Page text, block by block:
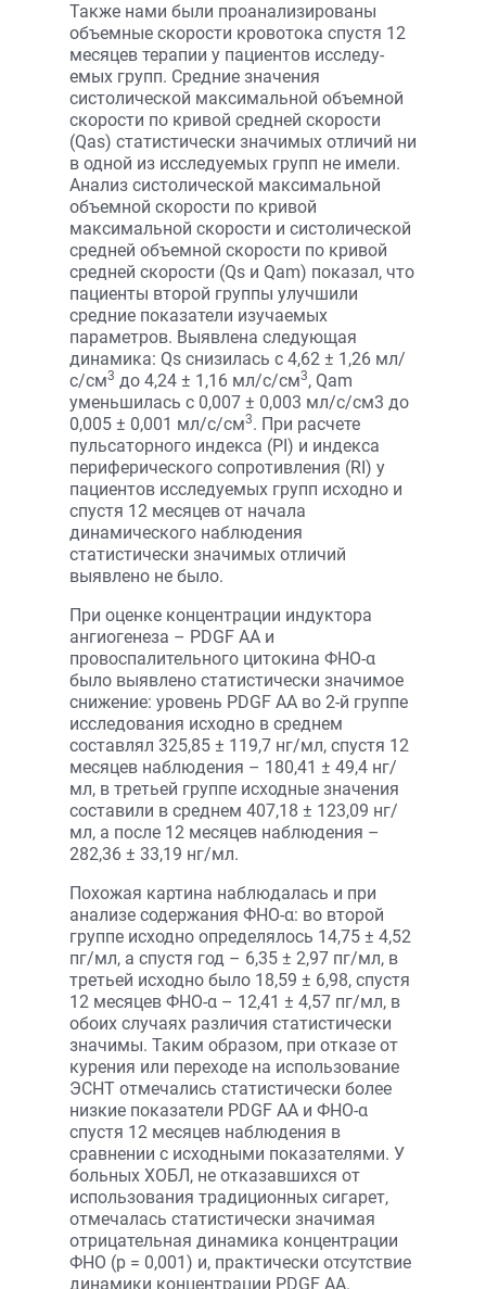
Также нами были проанализированы
объемные скорости кровотока спустя 12
месяцев терапии у пациентов исследу-
емых групп. Средние значения
систолической максимальной объемной
скорости по кривой средней скорости
(Qas) статистически значимых отличий ни
в одной из исследуемых групп не имели.
Анализ систолической максимальной
объемной скорости по кривой
максимальной скорости и систолической
средней объемной скорости по кривой
средней скорости (Qs и Qam) показал, что
пациенты второй группы улучшили
средние показатели изучаемых
параметров. Выявлена следующая
динамика: Qs снизилась с 4,62 ± 1,26 мл/
с/см3 до 4,24 ± 1,16 мл/с/см3, Qam
уменьшилась с 0,007 ± 0,003 мл/с/см3 до
0,005 ± 0,001 мл/с/см3. При расчете
пульсаторного индекса (PI) и индекса
периферического сопротивления (RI) у
пациентов исследуемых групп исходно и
спустя 12 месяцев от начала
динамического наблюдения
статистически значимых отличий
выявлено не было.
При оценке концентрации индуктора
ангиогенеза – PDGF АА и
провоспалительного цитокина ФНО-α
было выявлено статистически значимое
снижение: уровень PDGF АА во 2-й группе
исследования исходно в среднем
составлял 325,85 ± 119,7 нг/мл, спустя 12
месяцев наблюдения – 180,41 ± 49,4 нг/
мл, в третьей группе исходные значения
составили в среднем 407,18 ± 123,09 нг/
мл, а после 12 месяцев наблюдения –
282,36 ± 33,19 нг/мл.
Похожая картина наблюдалась и при
анализе содержания ФНО-α: во второй
группе исходно определялось 14,75 ± 4,52
пг/мл, а спустя год – 6,35 ± 2,97 пг/мл, в
третьей исходно было 18,59 ± 6,98, спустя
12 месяцев ФНО-α – 12,41 ± 4,57 пг/мл, в
обоих случаях различия статистически
значимы. Таким образом, при отказе от
курения или переходе на использование
ЭСНТ отмечались статистически более
низкие показатели PDGF АА и ФНО-α
спустя 12 месяцев наблюдения в
сравнении с исходными показателями. У
больных ХОБЛ, не отказавшихся от
использования традиционных сигарет,
отмечалась статистически значимая
отрицательная динамика концентрации
ФНО (р = 0,001) и, практически отсутствие
динамики концентрации PDGF АА.